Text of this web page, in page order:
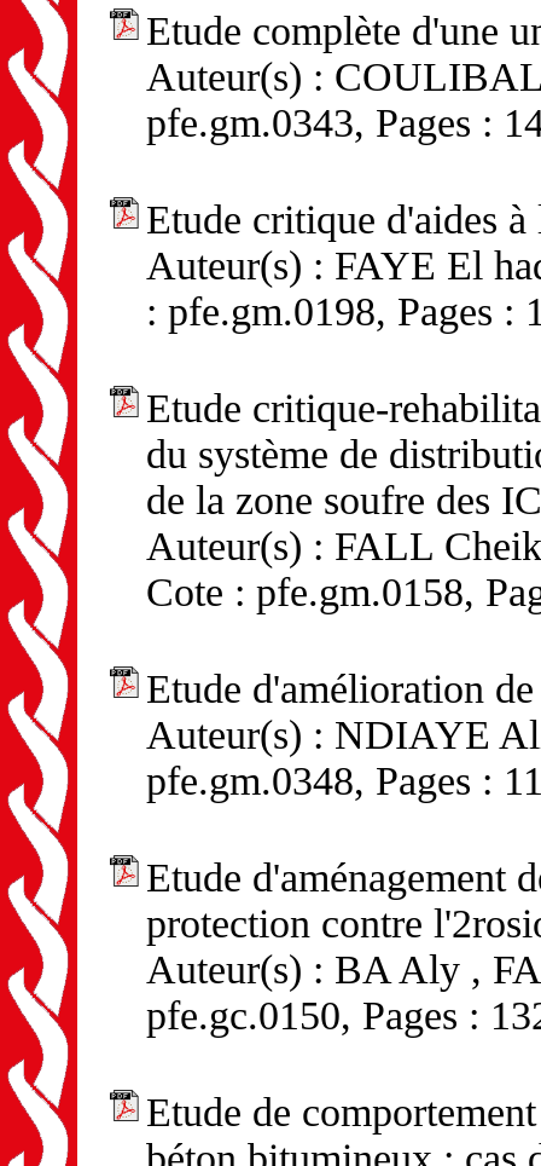
Etude complète d'une
Auteur(s) :
pfe.gm.0343, Pages :
Etude critique d'aides
Auteur(s) : FAYE El
: pfe.gm.0198, Pages :
Etude critique-
du système de
de la zone soufre des
Auteur(s) : FALL
Cote : pfe.gm.0158,
Etude d'amélioration
Auteur(s) : NDIAYE
pfe.gm.0348, Pages :
Etude d'aménagement
protection contre
Auteur(s) : BA Aly ,
pfe.gc.0150, Pages :
Etude de